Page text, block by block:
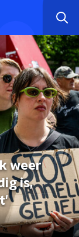
weer
is,